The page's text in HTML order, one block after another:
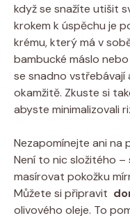
když se snažíte ‍utišit
krokem k úspěchu je⁣
krému, který má v
bambucké máslo
se ‌snadno
okamžitě. Zkuste si
abyste minimalizovali
Nezapomínejte ani na
Není to nic složitého
masírovat pokožku
Můžete si připravit ⁣
olivového⁣ oleje. To